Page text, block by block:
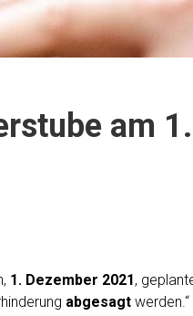
am 1.
1. Dezember 2021,
abgesagt werden.“